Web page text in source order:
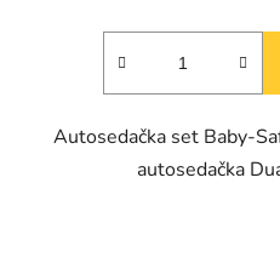
Autosedačka set Baby-
autosedačka